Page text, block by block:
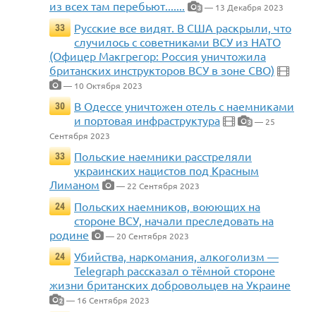
из всех там перебьют.......
3 — 13 Декабря 2023
33
Русские все видят. В США раскрыли, что
случилось с советниками ВСУ из НАТО
(Офицер Макгрегор: Россия уничтожила
британских инструкторов ВСУ в зоне СВО)
— 10 Октября 2023
30
В Одессе уничтожен отель с наемниками
и портовая инфраструктура
3 — 25
Сентября 2023
33
Польские наемники расстреляли
украинских нацистов под Красным
Лиманом
— 22 Сентября 2023
24
Польских наемников, воюющих на
стороне ВСУ, начали преследовать на
родине
— 20 Сентября 2023
24
Убийства, наркомания, алкоголизм —
Telegraph рассказал о тёмной стороне
жизни британских добровольцев на Украине
2 — 16 Сентября 2023